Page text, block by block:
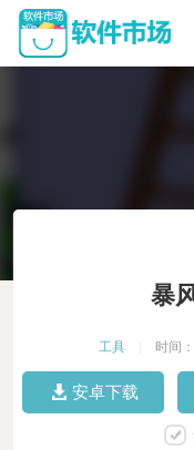
暴
工具 时间
安卓下载